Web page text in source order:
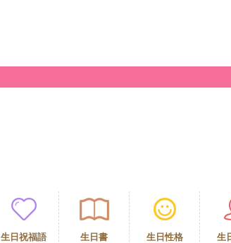
生日祝福語 生日書 生日性格 生